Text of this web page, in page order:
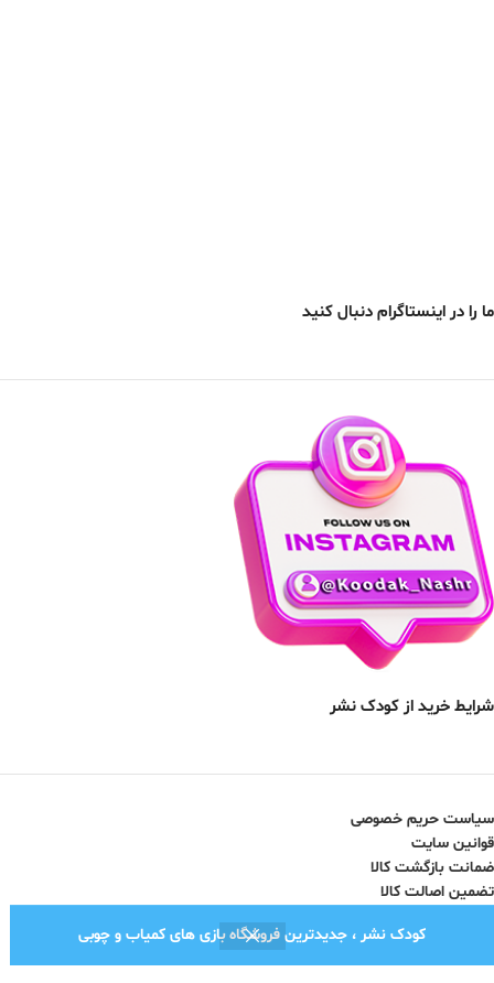
کودک نشر ، جدیدترین فروشگاه بازی های کمیاب و چوبی
ما را در اینستاگرام دنبال کنید
شرایط خرید از کودک نشر
سیاست حریم خصوصی
قوانین سایت
ضمانت بازگشت کالا
تضمین اصالت کالا
نماد اعتماد الکترونیک